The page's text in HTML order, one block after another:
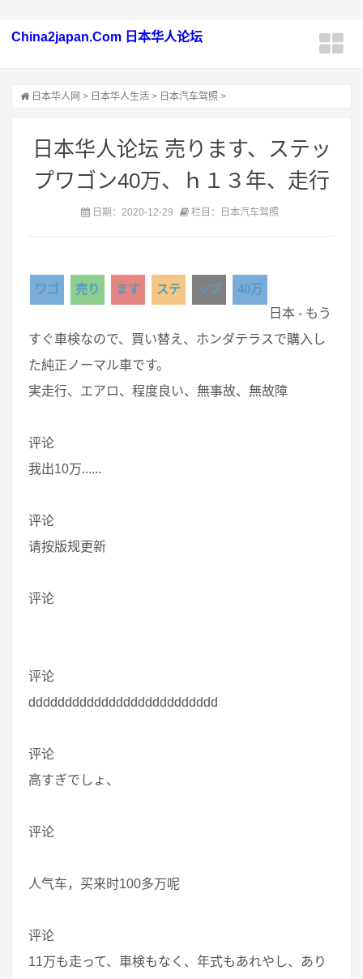
China2japan.Com 日本华人论坛
日本华人网 > 日本华人生活 > 日本汽车驾照 >
日本华人论坛 売ります、ステッ
プワゴン40万、ｈ１３年、走行
日期：2020-12-29 栏目：日本汽车驾照
ワゴ 売り ます ステ ップ
40万
日本 - もう
すぐ車検なので、買い替え、ホンダテラスで購入し
た純正ノーマル車です。
実走行、エアロ、程度良い、無事故、無故障
评论
我出10万......
评论
请按版规更新
评论
评论
dddddddddddddddddddddddddd
评论
高すぎでしょ、
评论
人气车，买来时100多万呢
评论
11万も走って、車検もなく、年式もあれやし、あり